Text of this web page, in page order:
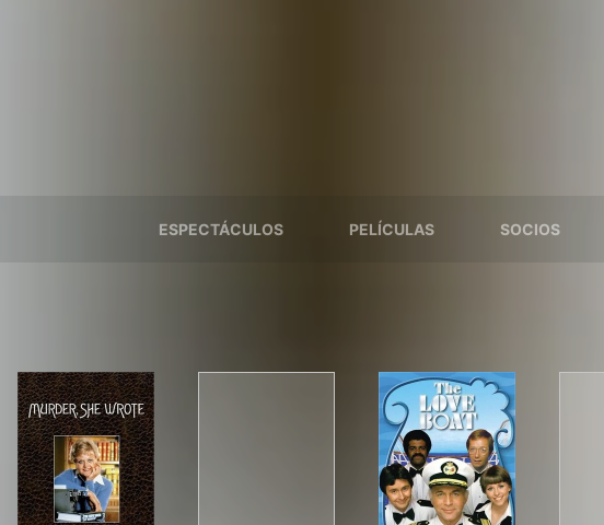
ESPECTÁCULOS PELÍCULAS SOCIOS